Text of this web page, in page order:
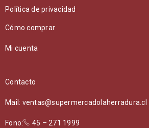
Política de privacidad
Cómo comprar
Mi cuenta
Contacto
Mail: ventas@supermercadolaherradura.cl
Fono: 45 – 271 1999